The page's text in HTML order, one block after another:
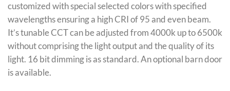
customized with special selected colors with specified
wavelengths ensuring a high CRI of 95 and even beam.
It’s tunable CCT can be adjusted from 4000k up to 6500k
without comprising the light output and the quality of its
light. 16 bit dimming is as standard. An optional barn door
is available.